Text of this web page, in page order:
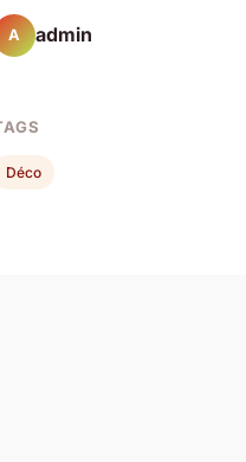
A admin
Déco